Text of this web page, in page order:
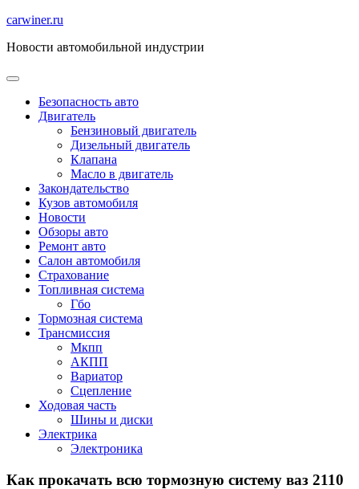
Перейти
содержимому
carwiner.ru
Новости автомобильной индустрии
Безопасность авто
Двигатель
Бензиновый двигатель
Дизельный двигатель
Клапана
Масло в двигатель
Закондательство
Кузов автомобиля
Новости
Обзоры авто
Ремонт авто
Салон автомобиля
Страхование
Топливная система
Гбо
Тормозная система
Трансмиссия
Мкпп
АКПП
Вариатор
Сцепление
Ходовая часть
Шины и диски
Электрика
Электроника
Как прокачать всю тормозную систему ваз 2110